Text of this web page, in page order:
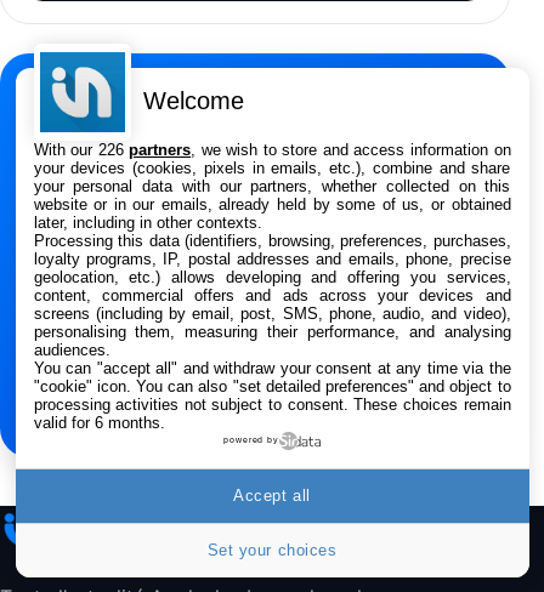
Panasonic KX-TG6822 Téléphones Sans fil
31,67€47,96€Amazon
Smartphone APPLE iPhone 15 Noir 128Go
489,99€499,99€ Boulanger
Smartphone APPLE iPhone 15 Bleu 128Go
489,99€499,99€Boulanger
Samsung Galaxy A56 5G, Smartphone
Android, 128 Go, Smartphone déverrouillé,
Gris
284,99€431,39€Cdiscount (Vendeur Tiers)
Jabra Biz 1500 USB-A Casque Stereo -
Casque Filaire avec Microphone Antibruit,
Unité de Contrôle et Protection contre les
Pics de Volume pour Téléphones de Bureau
et Softphones
66,9€Amazon
NEWSLETTER
Ne manquez rien de
l’actualité Apple
Recevez les dernières news, rumeurs, tests et
bons plans chaque semaine.
Adresse e-mail
S’inscrire
iPhoneAddict
Welcome
With our 226partners , we wish to store and access information on
your devices (cookies, pixels in emails, etc.), combine and share
your personal data with our partners, whether collected on this
website or in our emails, already held by some of us, or obtained
later, including in other contexts.
Processing this data (identifiers, browsing, preferences, purchases,
loyalty programs, IP, postal addresses and emails, phone, precise
geolocation, etc.) allows developing and offering you services,
content, commercial offers and ads across your devices and
screens (including by email, post, SMS, phone, audio, and video),
personalising them, measuring their performance, and analysing
audiences.
You can "accept all" and withdraw your consent at any time via the
"cookie" icon. You can also "set detailed preferences" and object to
processing activities not subject to consent. These choices remain
valid for 6 months.
powered by
Set your choices
Accept all